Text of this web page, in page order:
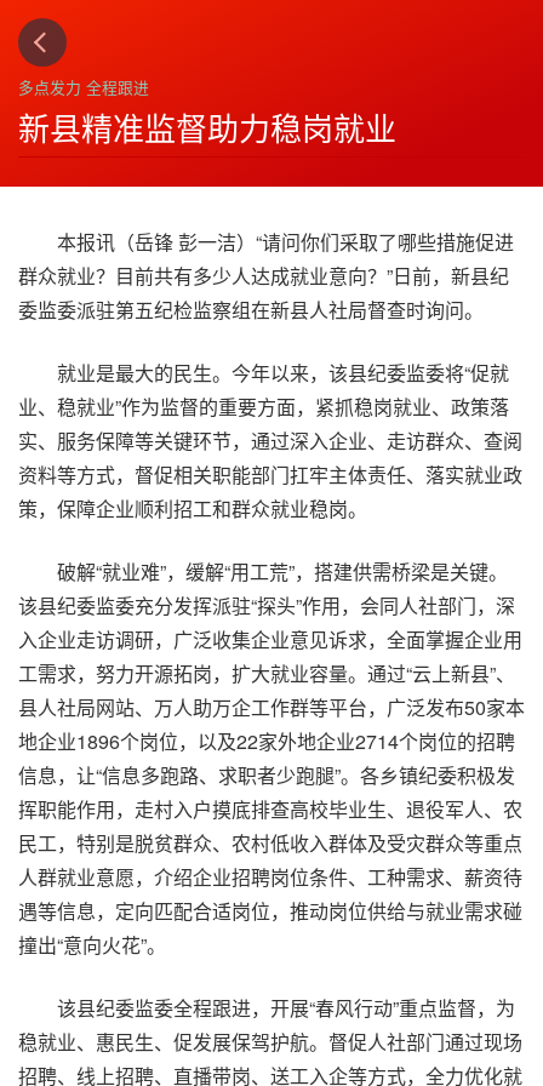
多点发力 全程跟进
新县精准监督助力稳岗就业
本报讯（岳锋 彭一洁）“请问你们采取了哪些措施促进
群众就业？目前共有多少人达成就业意向？”日前，新县纪
委监委派驻第五纪检监察组在新县人社局督查时询问。
就业是最大的民生。今年以来，该县纪委监委将“促就
业、稳就业”作为监督的重要方面，紧抓稳岗就业、政策落
实、服务保障等关键环节，通过深入企业、走访群众、查阅
资料等方式，督促相关职能部门扛牢主体责任、落实就业政
策，保障企业顺利招工和群众就业稳岗。
破解“就业难”，缓解“用工荒”，搭建供需桥梁是关键。
该县纪委监委充分发挥派驻“探头”作用，会同人社部门，深
入企业走访调研，广泛收集企业意见诉求，全面掌握企业用
工需求，努力开源拓岗，扩大就业容量。通过“云上新县”、
县人社局网站、万人助万企工作群等平台，广泛发布50家本
地企业1896个岗位，以及22家外地企业2714个岗位的招聘
信息，让“信息多跑路、求职者少跑腿”。各乡镇纪委积极发
挥职能作用，走村入户摸底排查高校毕业生、退役军人、农
民工，特别是脱贫群众、农村低收入群体及受灾群众等重点
人群就业意愿，介绍企业招聘岗位条件、工种需求、薪资待
遇等信息，定向匹配合适岗位，推动岗位供给与就业需求碰
撞出“意向火花”。
该县纪委监委全程跟进，开展“春风行动”重点监督，为
稳就业、惠民生、促发展保驾护航。督促人社部门通过现场
招聘、线上招聘、直播带岗、送工入企等方式，全力优化就